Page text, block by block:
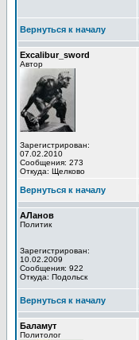
Вернуться к началу
Excalibur_sword
Автор
Зарегистрирован:
07.02.2010
Сообщения: 273
Откуда: Щелково
Вернуться к началу
АЛанов
Политик
Зарегистрирован:
10.02.2009
Сообщения: 922
Откуда: Подольск
Вернуться к началу
Баламут
Политолог